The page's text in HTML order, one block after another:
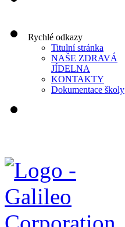
Rychlé odkazy
Titulní stránka
NAŠE ZDRAVÁ
JÍDELNA
KONTAKTY
Dokumentace školy